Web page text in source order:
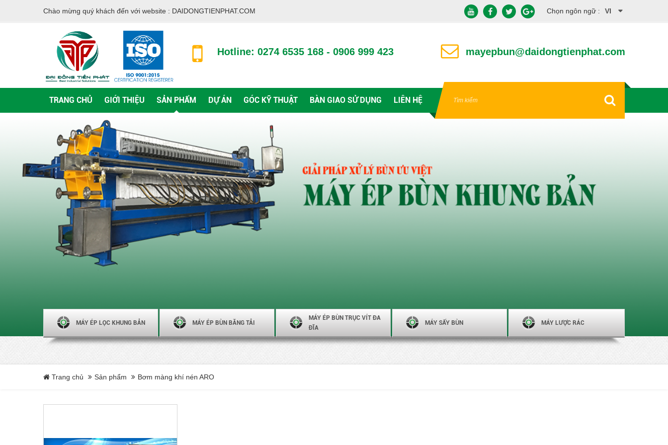
Chào mừng quý khách đến với website : DAIDONGTIENPHAT.COM Chọn ngôn ngữ : VI
Hotline: 0274 6535 168 - 0906 999 423 mayepbun@daidongtienphat.com
TRANG CHỦ GIỚI THIỆU SẢN PHẨM DỰ ÁN GÓC KỸ THUẬT BÀN GIAO SỬ DỤNG LIÊN HỆ
MÁY ÉP LỌC KHUNG BẢN MÁY ÉP BÙN BĂNG TẢI
MÁY ÉP BÙN TRỤC VÍT ĐA
ĐĨA
MÁY SẤY BÙN MÁY LƯỢC RÁC
Trang chủ Sản phẩm Bơm màng khí nén ARO